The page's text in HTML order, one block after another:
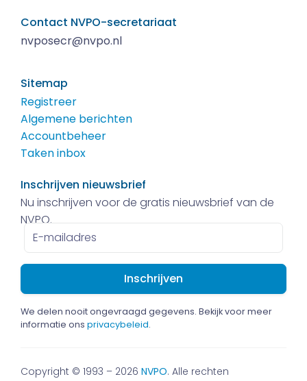
Contact NVPO-secretariaat
nvposecr@nvpo.nl
Sitemap
Registreer
Algemene berichten
Accountbeheer
Taken inbox
Inschrijven nieuwsbrief
Nu inschrijven voor de gratis nieuwsbrief van de
NVPO.
E-
mailadres
We delen nooit ongevraagd gegevens. Bekijk voor meer
informatie ons privacybeleid.
Copyright © 1993 – 2026 NVPO. Alle rechten